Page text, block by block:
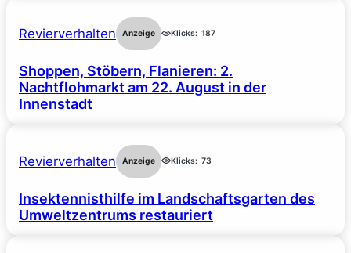
Revierverhalten Anzeige Klicks: 187
Shoppen, Stöbern, Flanieren: 2.
Nachtflohmarkt am 22. August in der
Innenstadt
Revierverhalten Anzeige Klicks: 73
Insektennisthilfe im Landschaftsgarten des
Umweltzentrums restauriert